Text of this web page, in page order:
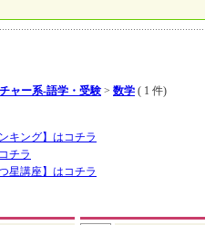
ャー系-語学・受験 > 数学 ( 1 件)
キング】はコチラ
チラ
星講座】はコチラ